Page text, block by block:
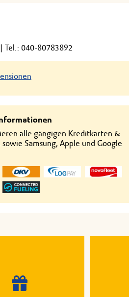
Tel.: 040-80783892
alle gängigen Kreditkarten &
Samsung, Apple und Google